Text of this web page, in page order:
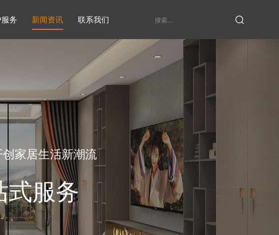
衣帽间
列 鞋柜系列 衣柜系列
发展历程
务 新闻资讯
家具定制厂家
联系我们
家居生活新潮流
式服务